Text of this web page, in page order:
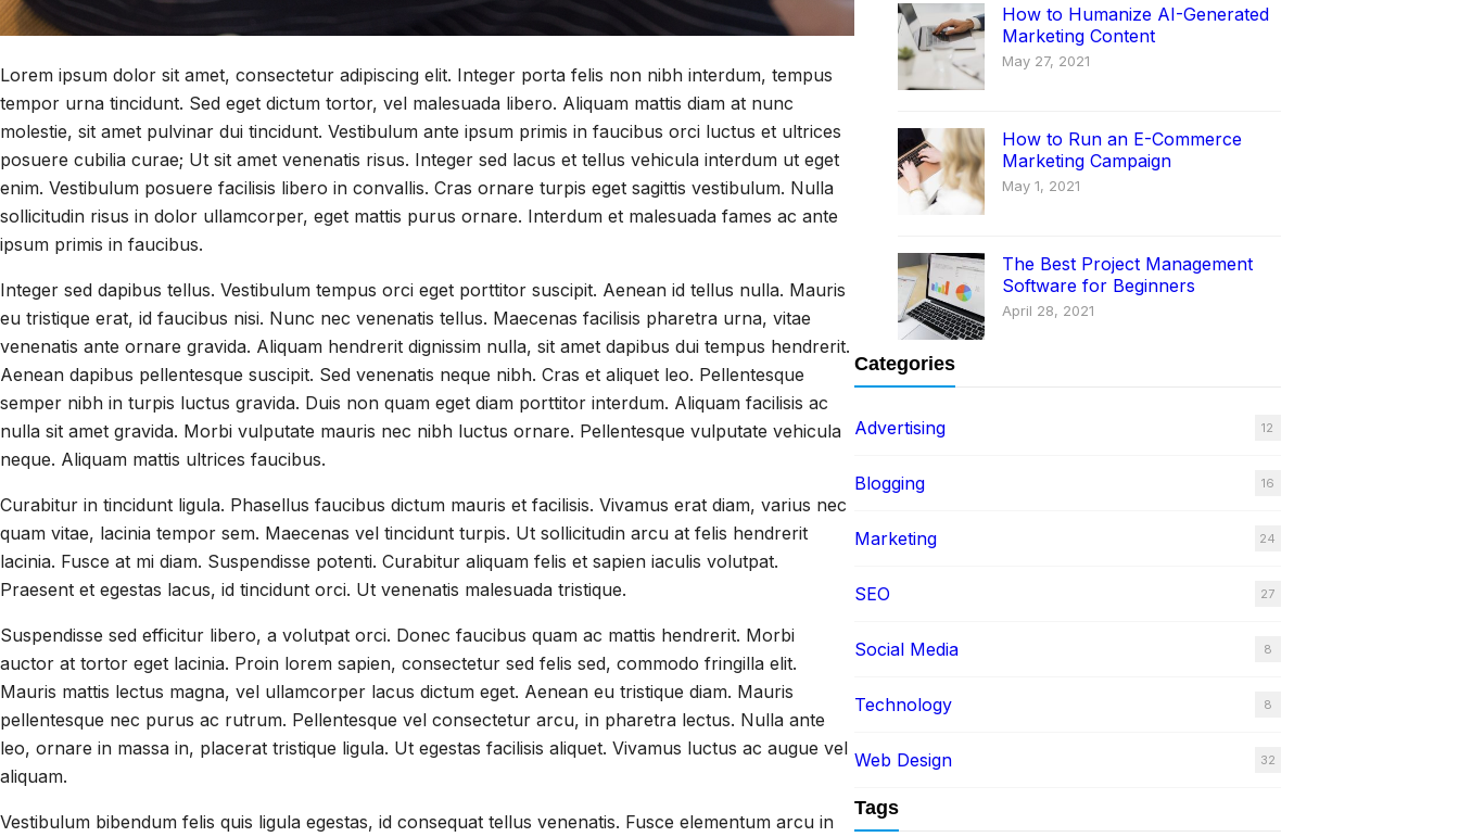
Lorem ipsum dolor sit amet, consectetur adipiscing elit. Integer porta felis non nibh interdum, tempus
tempor urna tincidunt. Sed eget dictum tortor, vel malesuada libero. Aliquam mattis diam at nunc
molestie, sit amet pulvinar dui tincidunt. Vestibulum ante ipsum primis in faucibus orci luctus et ultrices
posuere cubilia curae; Ut sit amet venenatis risus. Integer sed lacus et tellus vehicula interdum ut eget
enim. Vestibulum posuere facilisis libero in convallis. Cras ornare turpis eget sagittis vestibulum. Nulla
sollicitudin risus in dolor ullamcorper, eget mattis purus ornare. Interdum et malesuada fames ac ante
ipsum primis in faucibus.
Integer sed dapibus tellus. Vestibulum tempus orci eget porttitor suscipit. Aenean id tellus nulla. Mauris
eu tristique erat, id faucibus nisi. Nunc nec venenatis tellus. Maecenas facilisis pharetra urna, vitae
venenatis ante ornare gravida. Aliquam hendrerit dignissim nulla, sit amet dapibus dui tempus hendrerit.
Aenean dapibus pellentesque suscipit. Sed venenatis neque nibh. Cras et aliquet leo. Pellentesque
semper nibh in turpis luctus gravida. Duis non quam eget diam porttitor interdum. Aliquam facilisis ac
nulla sit amet gravida. Morbi vulputate mauris nec nibh luctus ornare. Pellentesque vulputate vehicula
neque. Aliquam mattis ultrices faucibus.
Curabitur in tincidunt ligula. Phasellus faucibus dictum mauris et facilisis. Vivamus erat diam, varius nec
quam vitae, lacinia tempor sem. Maecenas vel tincidunt turpis. Ut sollicitudin arcu at felis hendrerit
lacinia. Fusce at mi diam. Suspendisse potenti. Curabitur aliquam felis et sapien iaculis volutpat.
Praesent et egestas lacus, id tincidunt orci. Ut venenatis malesuada tristique.
Suspendisse sed efficitur libero, a volutpat orci. Donec faucibus quam ac mattis hendrerit. Morbi
auctor at tortor eget lacinia. Proin lorem sapien, consectetur sed felis sed, commodo fringilla elit.
Mauris mattis lectus magna, vel ullamcorper lacus dictum eget. Aenean eu tristique diam. Mauris
pellentesque nec purus ac rutrum. Pellentesque vel consectetur arcu, in pharetra lectus. Nulla ante
leo, ornare in massa in, placerat tristique ligula. Ut egestas facilisis aliquet. Vivamus luctus ac augue vel
aliquam.
Vestibulum bibendum felis quis ligula egestas, id consequat tellus venenatis. Fusce elementum arcu in
How to Humanize AI-Generated
Marketing Content
May 27, 2021
How to Run an E-Commerce
Marketing Campaign
May 1, 2021
The Best Project Management
Software for Beginners
April 28, 2021
Categories
Advertising 12
Blogging 16
Marketing 24
SEO 27
Social Media 8
Technology 8
Web Design 32
Tags